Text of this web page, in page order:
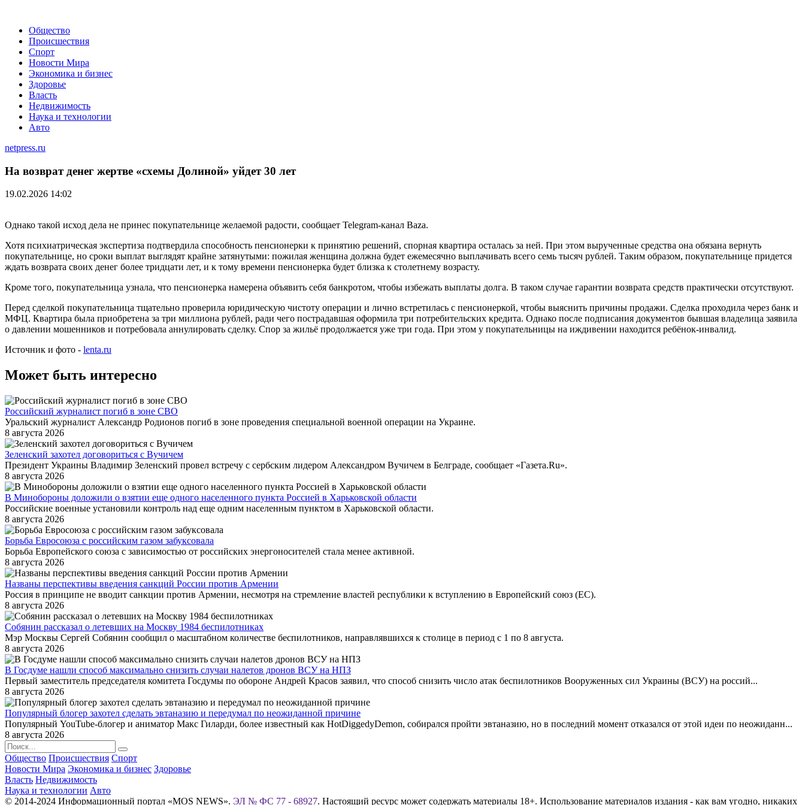
Общество
Происшествия
Спорт
Новости Мира
Экономика и бизнес
Здоровье
Власть
Недвижимость
Наука и технологии
Авто
netpress.ru
На возврат денег жертве «схемы Долиной» уйдет 30 лет
19.02.2026 14:02
Однако такой исход дела не принес покупательнице желаемой радости, сообщает Telegram-канал Baza.
Хотя психиатрическая экспертиза подтвердила способность пенсионерки к принятию решений, спорная квартира осталась за ней. При этом вырученные средства она обязана вернуть
покупательнице, но сроки выплат выглядят крайне затянутыми: пожилая женщина должна будет ежемесячно выплачивать всего семь тысяч рублей. Таким образом, покупательнице придется
ждать возврата своих денег более тридцати лет, и к тому времени пенсионерка будет близка к столетнему возрасту.
Кроме того, покупательница узнала, что пенсионерка намерена объявить себя банкротом, чтобы избежать выплаты долга. В таком случае гарантии возврата средств практически отсутствуют.
Перед сделкой покупательница тщательно проверила юридическую чистоту операции и лично встретилась с пенсионеркой, чтобы выяснить причины продажи. Сделка проходила через банк и
МФЦ. Квартира была приобретена за три миллиона рублей, ради чего пострадавшая оформила три потребительских кредита. Однако после подписания документов бывшая владелица заявила
о давлении мошенников и потребовала аннулировать сделку. Спор за жильё продолжается уже три года. При этом у покупательницы на иждивении находится ребёнок-инвалид.
Источник и фото - lenta.ru
Может быть интересно
Российский журналист погиб в зоне СВО
Уральский журналист Александр Родионов погиб в зоне проведения специальной военной операции на Украине.
8 августа 2026
Зеленский захотел договориться с Вучичем
Президент Украины Владимир Зеленский провел встречу с сербским лидером Александром Вучичем в Белграде, сообщает «Газета.Ru».
8 августа 2026
В Минобороны доложили о взятии еще одного населенного пункта Россией в Харьковской области
Российские военные установили контроль над еще одним населенным пунктом в Харьковской области.
8 августа 2026
Борьба Евросоюза с российским газом забуксовала
Борьба Европейского союза с зависимостью от российских энергоносителей стала менее активной.
8 августа 2026
Названы перспективы введения санкций России против Армении
Россия в принципе не вводит санкции против Армении, несмотря на стремление властей республики к вступлению в Европейский союз (ЕС).
8 августа 2026
Собянин рассказал о летевших на Москву 1984 беспилотниках
Мэр Москвы Сергей Собянин сообщил о масштабном количестве беспилотников, направлявшихся к столице в период с 1 по 8 августа.
8 августа 2026
В Госдуме нашли способ максимально снизить случаи налетов дронов ВСУ на НПЗ
Первый заместитель председателя комитета Госдумы по обороне Андрей Красов заявил, что способ снизить число атак беспилотников Вооруженных сил Украины (ВСУ) на россий...
8 августа 2026
Популярный блогер захотел сделать эвтаназию и передумал по неожиданной причине
Популярный YouTube-блогер и аниматор Макс Гиларди, более известный как HotDiggedyDemon, собирался пройти эвтаназию, но в последний момент отказался от этой идеи по неожиданн...
8 августа 2026
Общество Происшествия Спорт
Новости Мира Экономика и бизнес Здоровье
Власть Недвижимость
Наука и технологии Авто
© 2014-2024 Информационный портал «MOS NEWS». ЭЛ № ФС 77 - 68927. Настоящий ресурс может содержать материалы 18+. Использование материалов издания - как вам угодно, никаких